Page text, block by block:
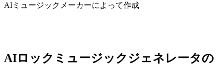
AIミュージックメーカーによって作成
AIロックミュージックジェネレータの